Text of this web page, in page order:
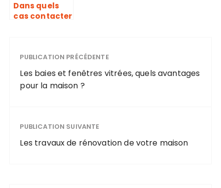
Dans quels
cas contacter
PUBLICATION PRÉCÉDENTE
Les baies et fenêtres vitrées, quels avantages
pour la maison ?
PUBLICATION SUIVANTE
Les travaux de rénovation de votre maison